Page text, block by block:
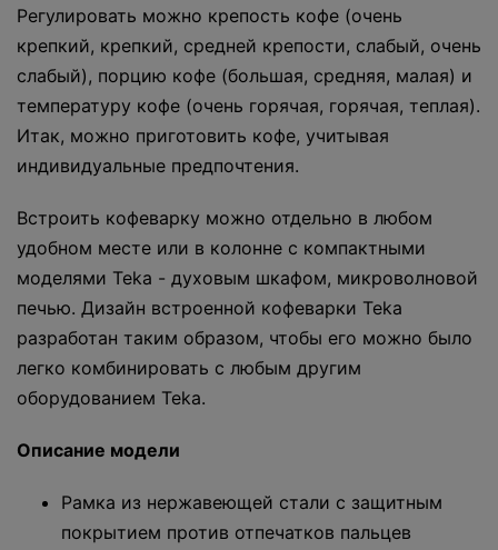
Регулировать можно крепость кофе (очень
крепкий, крепкий, средней крепости, слабый, очень
слабый), порцию кофе (большая, средняя, ​​малая) и
температуру кофе (очень горячая, горячая, теплая).
Итак, можно приготовить кофе, учитывая
индивидуальные предпочтения.
Встроить кофеварку можно отдельно в любом
удобном месте или в колонне с компактными
моделями Teka - духовым шкафом, микроволновой
печью. Дизайн встроенной кофеварки Teka
разработан таким образом, чтобы его можно было
легко комбинировать с любым другим
оборудованием Teka.
Описание модели
Рамка из нержавеющей стали с защитным
покрытием против отпечатков пальцев